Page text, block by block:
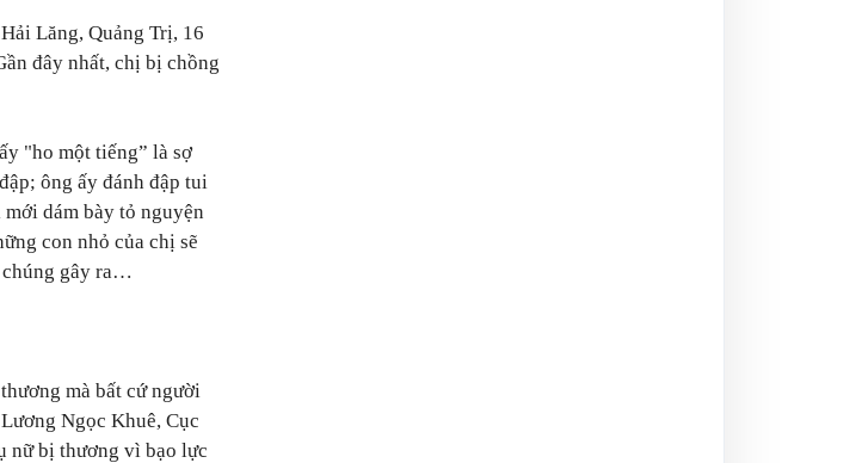
Lăng, Quảng Trị, 16
đây nhất, chị bị chồng
"ho một tiếng” là sợ
ông ấy đánh đập tui
dám bày tỏ nguyện
con nhỏ của chị sẽ
chúng gây ra…
mà bất cứ người
Ngọc Khuê, Cục
nữ bị thương vì bạo lực